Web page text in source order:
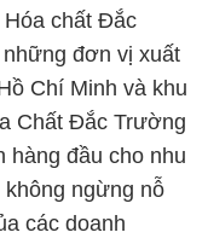
chất Đắc
đơn vị xuất
Chí Minh và khu
Chất Đắc Trường
hàng đầu cho nhu
không ngừng nỗ
các doanh